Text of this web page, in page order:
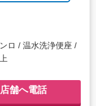
ロ
温水洗浄便座
店舗へ電話